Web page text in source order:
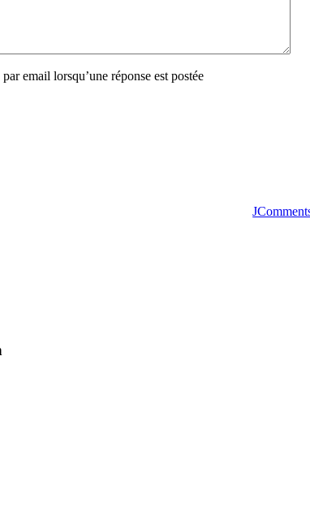
email lorsqu’une réponse est postée